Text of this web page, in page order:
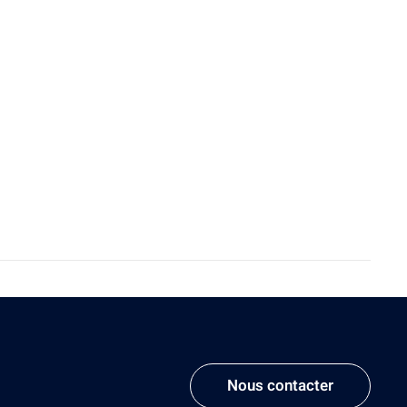
Nous contacter